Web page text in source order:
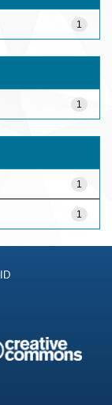
1
1
1
1